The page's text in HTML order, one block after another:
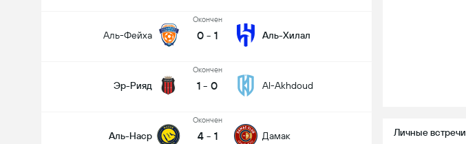
Аль-Фейха
Oкончен
0 - 1 Аль-Хилал
Эр-Рияд
Oкончен
1 - 0 Al-Akhdoud
Аль-Наср
Oкончен
4 - 1 Дамак Личные встречи